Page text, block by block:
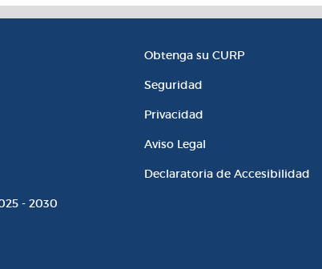
- 2030
Enlaces de Interés
Obtenga su CURP
Seguridad
Privacidad
Aviso Legal
Declaratoria de Accesibilidad